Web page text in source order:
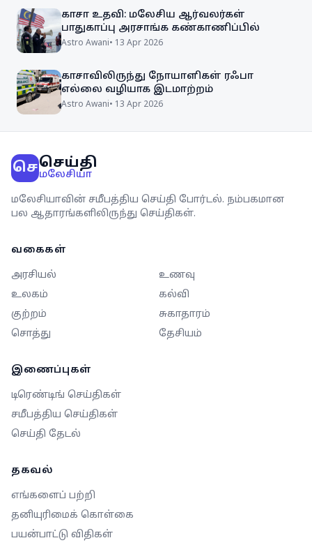
காசா உதவி: மலேசிய ஆர்வலர்கள்
பாதுகாப்பு அரசாங்க கண்காணிப்பில்
Astro Awani• 13 Apr 2026
காசாவிலிருந்து நோயாளிகள் ரஃபா
எல்லை வழியாக இடமாற்றம்
Astro Awani• 13 Apr 2026
செசெய்தி
மலேசியா
மலேசியாவின் சமீபத்திய செய்தி போர்டல். நம்பகமான
பல ஆதாரங்களிலிருந்து செய்திகள்.
வகைகள்
அரசியல்
உணவு
உலகம்
கல்வி
குற்றம்
சுகாதாரம்
சொத்து
தேசியம்
இணைப்புகள்
டிரெண்டிங் செய்திகள்
சமீபத்திய செய்திகள்
செய்தி தேடல்
தகவல்
எங்களைப் பற்றி
தனியுரிமைக் கொள்கை
பயன்பாட்டு விதிகள்